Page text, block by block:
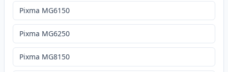
Pixma MG6150
Pixma MG6250
Pixma MG8150